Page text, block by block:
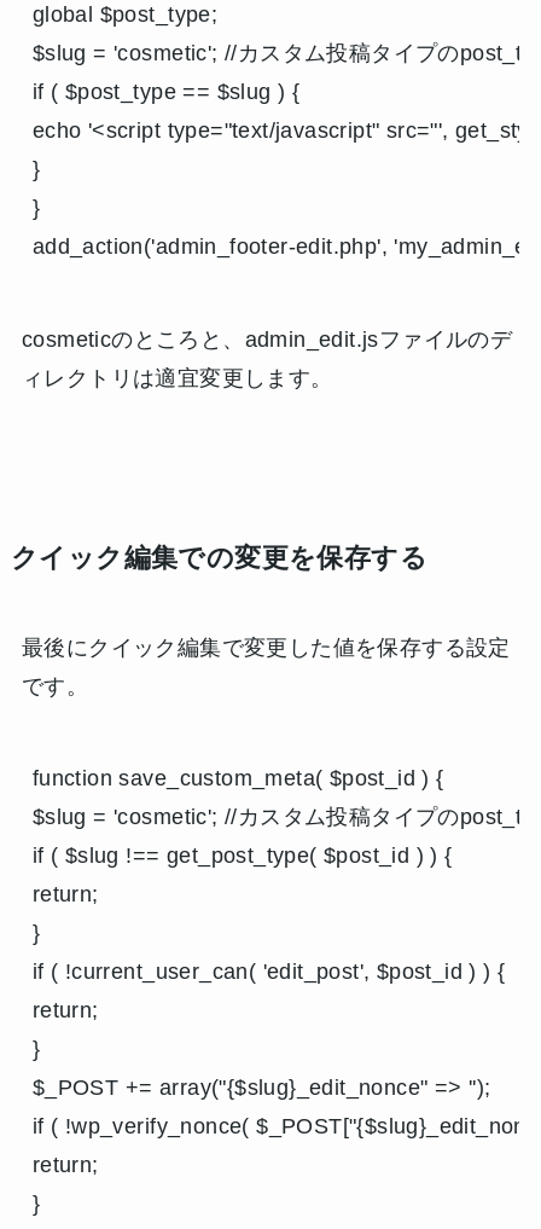
global $post_type;
$slug = 'cosmetic'; //カスタム投稿タイプの
if ( $post_type == $slug ) {
echo '<script type="text/javascript" src="',
}
}
add_action('admin_footer-edit.php',
cosmeticのところと、admin_edit.jsファイルのデ
ィレクトリは適宜変更します。
クイック編集での変更を保存する
最後にクイック編集で変更した値を保存する設定
です。
function save_custom_meta( $post_id ) {
$slug = 'cosmetic'; //カスタム投稿タイプの
if ( $slug !== get_post_type( $post_id ) ) {
return;
}
if ( !current_user_can( 'edit_post', $post_id ) ) {
return;
}
$_POST += array("{$slug}_edit_nonce" => '');
if ( !wp_verify_nonce(
return;
}